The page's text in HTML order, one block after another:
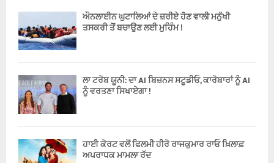
ਔਨਲਾਈਨ ਘੁਟਾਲਿਆਂ ਦੇ ਜ਼ਰੀਏ ਹੋਣ ਵਾਲੀ ਮਨੁੱਖੀ
ਤਸਕਰੀ ਤੋਂ ਬਚਾਉਣ ਲਈ ਮੁਹਿੰਮ !
ਲਾ ਟਰੋਬ ਯੂਨੀ: ਦਾ AI ਬਿਜ਼ਨਸ ਸਟੂਡੀਓ, ਕਾਰੋਬਾਰਾਂ ਨੂੰ AI
ਨੂੰ ਵਰਤਣਾ ਸਿਖਾਏਗਾ !
ਹਾਈ ਕੋਰਟ ਵਲੋਂ ਫਿਲਮੀ ਹੀਰੋ ਰਾਜਕੁਮਾਰ ਰਾਓ ਖ਼ਿਲਾਫ਼
ਅਪਰਾਧਕ ਮਾਮਲਾ ਰੱਦ